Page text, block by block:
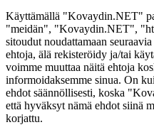
Käyttämällä "Kovaydin.NET"
"meidän", "Kovaydin.NET",
sitoudut noudattamaan
ehtoja, älä rekisteröidy ja/tai
voimme muuttaa näitä ehtoja
informoidaksemme sinua. On
ehdot säännöllisesti, koska
että hyväksyt nämä ehdot siinä
korjattu.